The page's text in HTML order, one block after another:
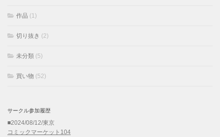
作品 (1)
切り抜き (2)
未分類 (5)
買い物 (52)
サークル参加履歴
■2024/08/12/東京
コミックマーケット104